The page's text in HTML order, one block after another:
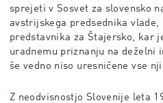
sprejeti v Sosvet za slovensko
avstrijskega predsednika vlade,
predstavnika za Štajersko, kar
uradnemu priznanju na deželni
še vedno niso uresničene vse
Z neodvisnostjo Slovenije leta